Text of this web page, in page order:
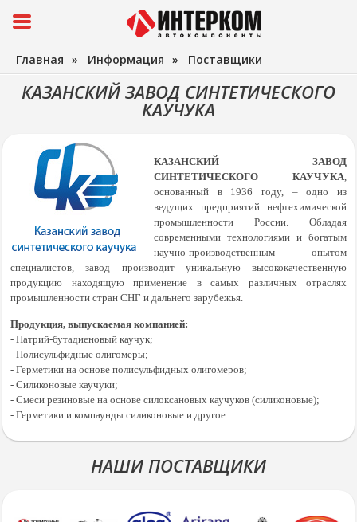
Главная » Информация » Поставщики
КАЗАНСКИЙ ЗАВОД СИНТЕТИЧЕСКОГО
КАУЧУКА
КАЗАНСКИЙ ЗАВОД
СИНТЕТИЧЕСКОГО КАУЧУКА,
основанный в 1936 году, – одно из
ведущих предприятий нефтехимической
промышленности России. Обладая
современными технологиями и богатым
научно-производственным опытом
специалистов, завод производит уникальную высококачественную
продукцию находящую применение в самых различных отраслях
промышленности стран СНГ и дальнего зарубежья.
Продукция, выпускаемая компанией:
- Натрий-бутадиеновый каучук;
- Полисульфидные олигомеры;
- Герметики на основе полисульфидных олигомеров;
- Силиконовые каучуки;
- Смеси резиновые на основе силоксановых каучуков (силиконовые);
- Герметики и компаунды силиконовые и другое.
НАШИ ПОСТАВЩИКИ